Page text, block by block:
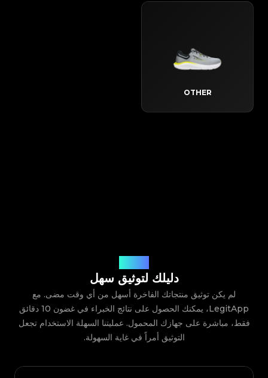
OTHER
دليلك لتوثيق سهل
لم يكن توثيق منتجاتك الفاخرة أسهل من أي وقت مضى. مع
LegitApp، يمكنك الحصول على نتائج الخبراء في غضون 10 دقائق
فقط، مباشرة على جهازك المحمول. عمليتنا السهلة الاستخدام تجعل
التوثيق أمراً في غاية السهولة.